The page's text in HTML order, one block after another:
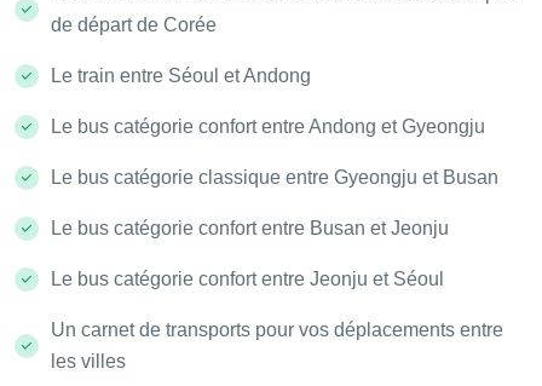
de départ de Corée
Le train entre Séoul et Andong
Le bus catégorie confort entre Andong et Gyeongju
Le bus catégorie classique entre Gyeongju et Busan
Le bus catégorie confort entre Busan et Jeonju
Le bus catégorie confort entre Jeonju et Séoul
Un carnet de transports pour vos déplacements entre
les villes